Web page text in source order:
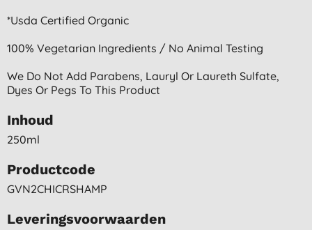
*usda Certified Organic
100% Vegetarian Ingredients / No Animal Testing
We Do Not Add Parabens, Lauryl Or Laureth Sulfate,
Dyes Or Pegs To This Product
Inhoud
250ml
Productcode
GVN2CHICRSHAMP
Leveringsvoorwaarden